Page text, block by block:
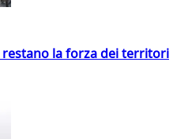
la forza dei territori